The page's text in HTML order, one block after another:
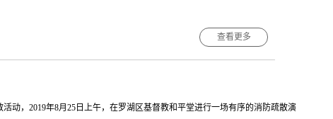
妹沿途指引步行方向到达罗湖堂。★请弟兄姊妹按照次序遵从罗湖堂义工的
湖堂http://l...
完毕（工期预计两周时间）通行后，恢复团契聚会和主日崇拜。届时另行发布
事工祷告！ 基督教和平堂 ...
查看更多
动，2019年8月25日上午，在罗湖区基督教和平堂进行一场有序的消防疏散演